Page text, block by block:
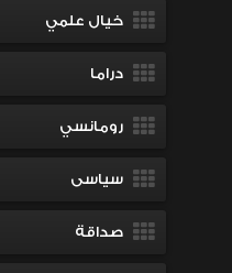
خيال علمي
دراما
رومانسي
سياسى
صداقة